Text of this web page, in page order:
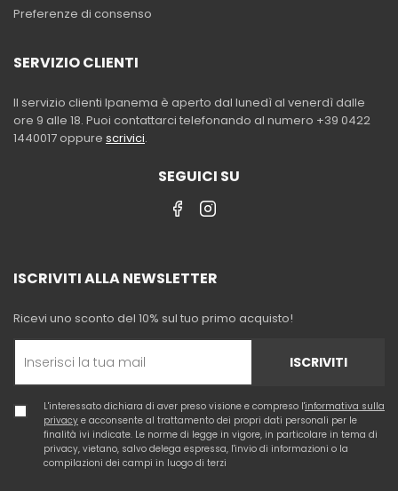
Preferenze di consenso
SERVIZIO CLIENTI
Il servizio clienti Ipanema è aperto dal lunedì al venerdì dalle
ore 9 alle 18. Puoi contattarci telefonando al numero +39 0422
1440017 oppure scrivici.
SEGUICI SU
ISCRIVITI ALLA NEWSLETTER
Ricevi uno sconto del 10% sul tuo primo acquisto!
ISCRIVITI
L'interessato dichiara di aver preso visione e compreso l'informativa sulla
privacy e acconsente al trattamento dei propri dati personali per le
finalità ivi indicate. Le norme di legge in vigore, in particolare in tema di
privacy, vietano, salvo delega espressa, l'invio di informazioni o la
compilazioni dei campi in luogo di terzi